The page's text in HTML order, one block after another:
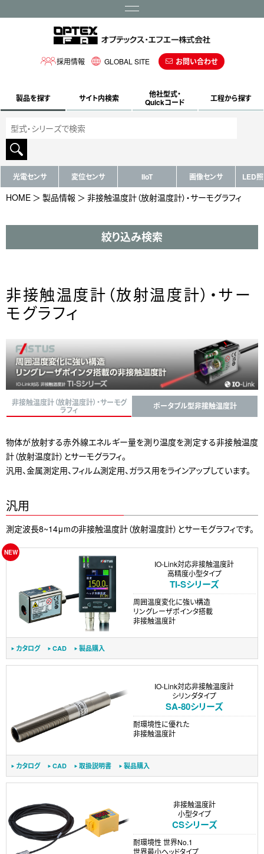
採用情報 GLOBAL SITE お問い合わせ
製品を探す サイト内検索 他社型式・
Quickコード 工程から探す
光電センサ 変位センサ IIoT 画像センサ LED照
HOME 製品情報 非接触温度計（放射温度計）・サーモグラフィ
絞り込み検索
非接触温度計（放射温度計）・サー
モグラフィ
非接触温度計（放射温度計）・サーモグ
ラフィ ポータブル型非接触温度計
物体が放射する赤外線エネルギー量を測り温度を測定する非接触温度
計（放射温度計）とサーモグラフィ。
汎用、金属測定用、フィルム測定用、ガラス用をラインアップしています。
汎用
測定波長8~14μmの非接触温度計（放射温度計）とサーモグラフィです。
IO-Link対応非接触温度計
高精度小型タイプ
TI-Sシリーズ
周囲温度変化に強い構造
リングレーザポインタ搭載
非接触温度計
カタログ CAD 製品購入
IO-Link対応非接触温度計
シリンダタイプ
SA-80シリーズ
耐環境性に優れた
非接触温度計
カタログ CAD 取扱説明書 製品購入
非接触温度計
小型タイプ
CSシリーズ
耐環境性 世界No.1
世界最小ヘッドタイプ